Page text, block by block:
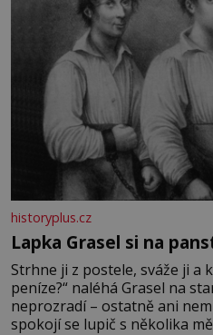
historyplus.cz
Lapka Grasel si na
Strhne ji z postele, sváže ji a
peníze?“ naléhá Grasel na
neprozradí – ostatně ani
spokojí se lupič s několika